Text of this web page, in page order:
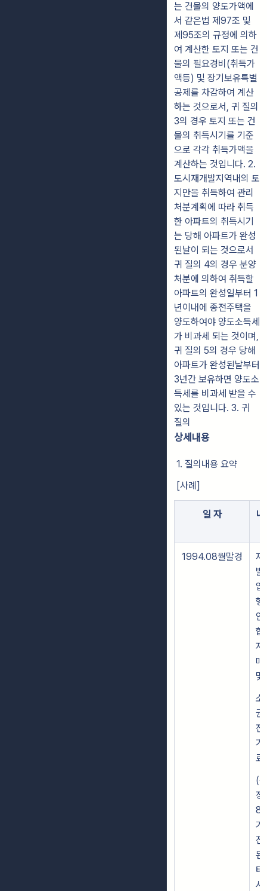
는 건물의 양도가액에
서 같은법 제97조 및
제95조의 규정에 의하
여 계산한 토지 또는 건
물의 필요경비(취득가
액등) 및 장기보유특별
공제를 차감하여 계산
하는 것으로서, 귀 질의
3의 경우 토지 또는 건
물의 취득시기를 기준
으로 각각 취득가액을
계산하는 것입니다. 2.
도시재개발지역내의 토
지만을 취득하여 관리
처분계획에 따라 취득
한 아파트의 취득시기
는 당해 아파트가 완성
된날이 되는 것으로서
귀 질의 4의 경우 분양
처분에 의하여 취득할
아파트의 완성일부터 1
년이내에 종전주택을
양도하여야 양도소득세
가 비과세 되는 것이며,
귀 질의 5의 경우 당해
아파트가 완성된날부터
3년간 보유하면 양도소
득세를 비과세 받을 수
있는 것입니다. 3. 귀
질의
상세내용
1. 질의내용 요약
[사례]
일 자 내
1994.08월말경
재
발
업
행
인
합
지
매
및
소
권
전
기
료.
(공
정
가
진
된
태
서